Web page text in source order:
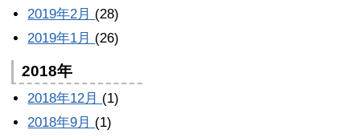
2019年2月 (28)
2019年1月 (26)
2018年
2018年12月 (1)
2018年9月 (1)